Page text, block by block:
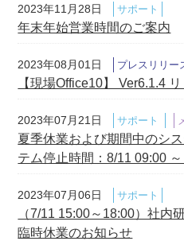
2023年11月28日 サポート
年末年始営業時間のご案内
2023年08月01日 プレスリリー
【現場Office10】 Ver6.1.4
2023年07月21日 サポート
夏季休業および期間中のシ
テム停止時間：8/11 09:00 ～
2023年07月06日 サポート
（7/11 15:00～18:00）社内
臨時休業のお知らせ